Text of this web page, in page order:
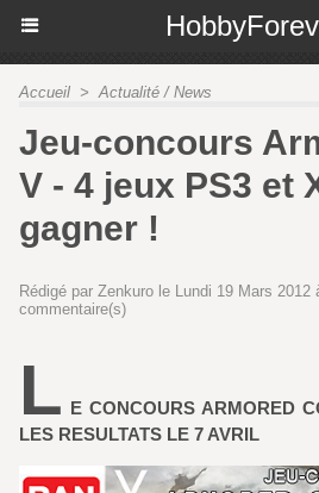
Accueil > Actualité / News
Jeu-concours
V - 4 jeux PS3 et
gagner !
Rédigé par Zenkuro le Lundi 19 Mars 2012
commentaire(s)
L E CONCOURS ARMORED
LES RESULTATS LE 7 AVRIL